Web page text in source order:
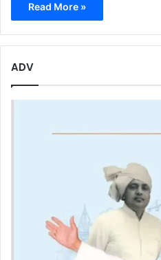
Read More »
ADV